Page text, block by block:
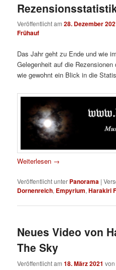
Veröffentlicht am28. Dezember
Frühauf
Das Jahr geht zu Ende und wie
Gelegenheit auf die
wie gewohnt ein Blick in die
Weiterlesen →
Veröffentlicht unter Panorama |
Dornenreich, Empyrium,Harakiri
Neues Video von
The Sky
Veröffentlicht am18. März 2021